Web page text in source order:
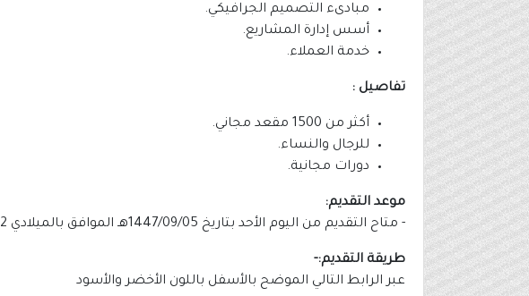
مبادىء التصميم الجرافيكي.
أسس إدارة المشاريع.
خدمة العملاء.
تفاصيل :
أكثر من 1500 مقعد مجاني.
للرجال والنساء.
دورات مجانية.
موعد التقديم:
- متاح التقديم من اليوم الأحد بتاريخ 1447/09/05هـ الموافق بالميلادي 2026/02/22م، ويستمر التقديم حتى يتم الاكتفاء بالعدد المطلوب.
طريقة التقديم:-
عبر الرابط التالي الموضح بالأسفل باللون الأخضر والأسود